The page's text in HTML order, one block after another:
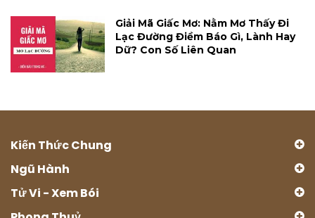
Giải Mã Giấc Mơ: Nằm Mơ Thấy Đi
Lạc Đường Điềm Báo Gì, Lành Hay
Dữ? Con Số Liên Quan
Kiến Thức Chung
Ngũ Hành
Tử Vi - Xem Bói